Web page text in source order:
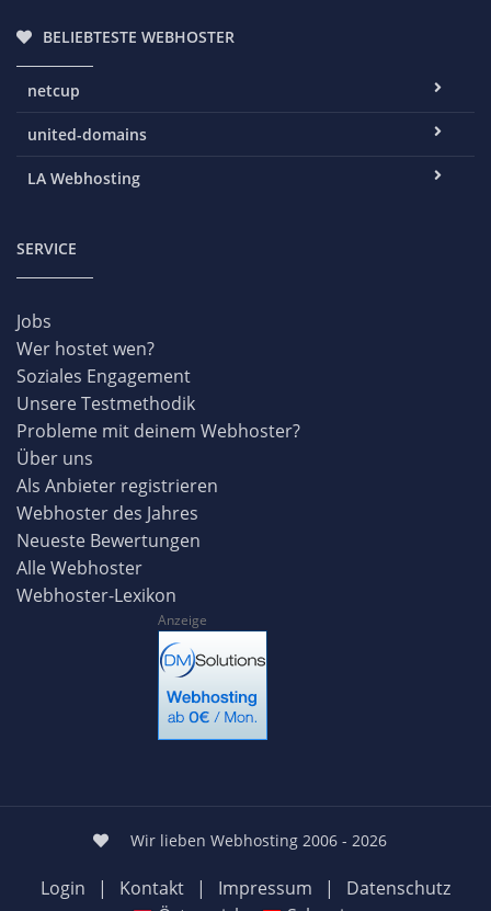
BELIEBTESTE WEBHOSTER
netcup
united-domains
LA Webhosting
SERVICE
Jobs
Wer hostet wen?
Soziales Engagement
Unsere Testmethodik
Probleme mit deinem Webhoster?
Über uns
Als Anbieter registrieren
Webhoster des Jahres
Neueste Bewertungen
Alle Webhoster
Webhoster-Lexikon
Anzeige
Wir lieben Webhosting 2006 - 2026
Login | Kontakt | Impressum |
Datenschutz